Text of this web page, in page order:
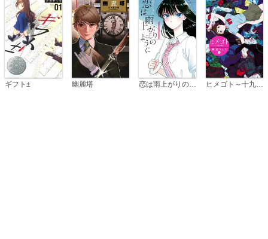
ギフト± 幽麗塔 恋は雨上がりのように ヒメゴト～十九歳の制服～